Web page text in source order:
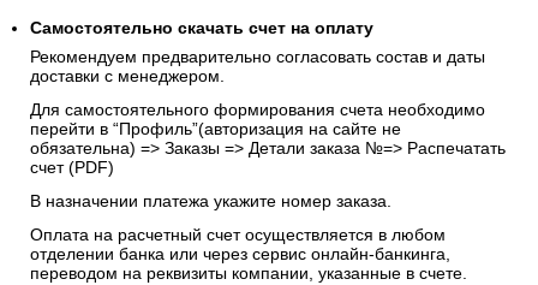
Самостоятельно скачать счет на оплату
Рекомендуем предварительно согласовать состав и даты
доставки с менеджером.
Для самостоятельного формирования счета необходимо
перейти в “Профиль”(авторизация на сайте не
обязательна) => Заказы => Детали заказа №=> Распечатать
счет (PDF)
В назначении платежа укажите номер заказа.
Оплата на расчетный счет осуществляется в любом
отделении банка или через сервис онлайн-банкинга,
переводом на реквизиты компании, указанные в счете.